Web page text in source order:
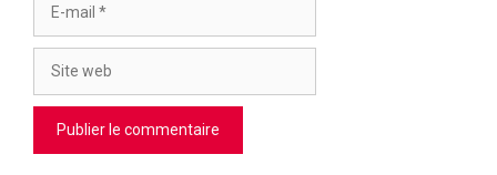
mail
web